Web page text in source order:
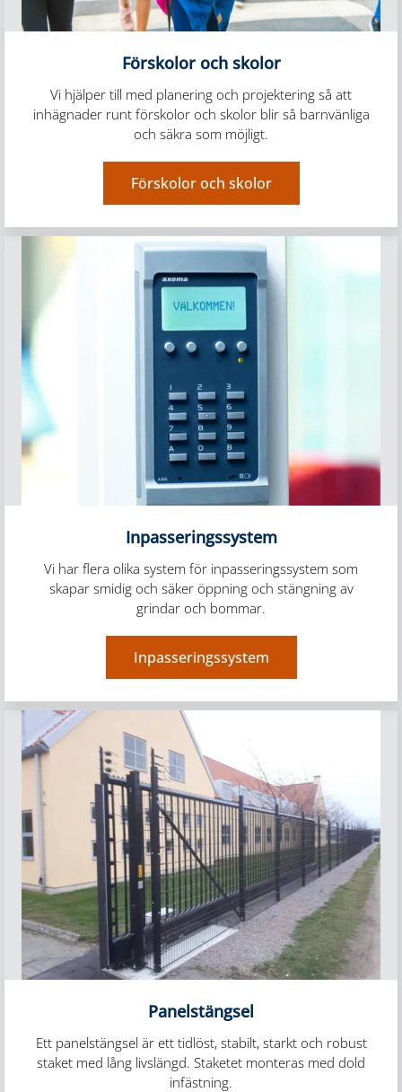
Förskolor och skolor
Vi hjälper till med planering och projektering så att
inhägnader runt förskolor och skolor blir så barnvänliga
och säkra som möjligt.
Förskolor och skolor
Inpasseringssystem
Vi har flera olika system för inpasseringssystem som
skapar smidig och säker öppning och stängning av
grindar och bommar.
Inpasseringssystem
Panelstängsel
Ett panelstängsel är ett tidlöst, stabilt, starkt och robust
staket med lång livslängd. Staketet monteras med dold
infästning.